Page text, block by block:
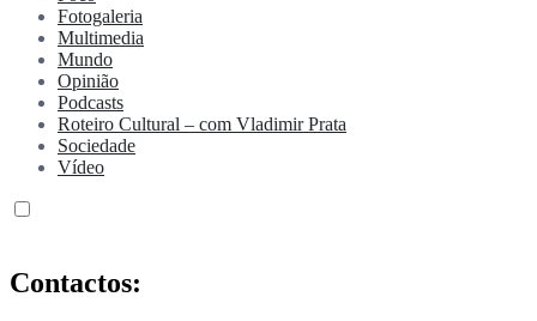
Fotogaleria
Multimedia
Mundo
Opinião
Podcasts
Roteiro Cultural – com Vladimir Prata
Sociedade
Vídeo
Contactos: